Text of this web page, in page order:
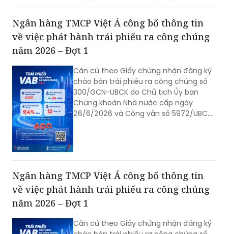
Ngân hàng TMCP Việt Á công bố thông tin
về việc phát hành trái phiếu ra công chúng
năm 2026 – Đợt 1
Căn cứ theo Giấy chứng nhận đăng ký
chào bán trái phiếu ra công chúng số
300/GCN-UBCK do Chủ tịch Ủy ban
Chứng khoán Nhà nước cấp ngày
26/6/2026 và Công văn số 5972/UBCK-
trái phiếu ra công chúng năm 2026 -
Đợt 1 như sau:
Ngân hàng TMCP Việt Á công bố thông tin
về việc phát hành trái phiếu ra công chúng
năm 2026 – Đợt 1
Căn cứ theo Giấy chứng nhận đăng ký